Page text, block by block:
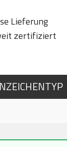
Lieferung
zertifiziert